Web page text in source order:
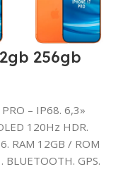
256gb
– IP68. 6,3»
120Hz HDR.
RAM 12GB / ROM
BLUETOOTH. GPS.